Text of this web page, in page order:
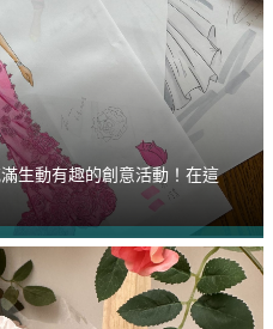
生動有趣的創意活動！在這